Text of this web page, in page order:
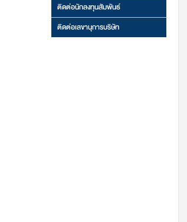
ติดต่อนักลงทุนสัมพันธ์
ติดต่อเลขานุการบริษัท